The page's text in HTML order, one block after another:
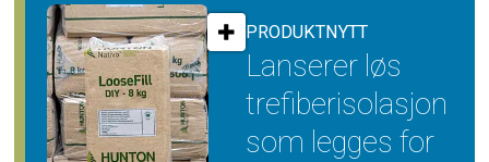
PRODUKTNYTT
Lanserer løs
trefiber­isolasjon
som legges for